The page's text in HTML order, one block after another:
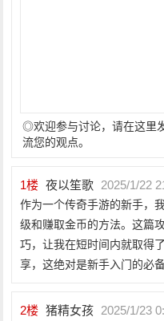
◎欢迎参与讨论，请在这里
流您的观点。
1楼 夜以笙歌 2025/1/22
作为一个传奇手游的新手，
级和赚取金币的方法。这篇
巧，让我在短时间内就取得
享，这绝对是新手入门的必备
2楼 猪精女孩 2025/1/23